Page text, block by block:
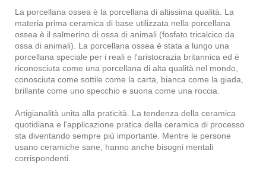
La porcellana ossea è la porcellana di altissima qualità. La
materia prima ceramica di base utilizzata nella porcellana
ossea è il salmerino di ossa di animali (fosfato tricalcico da
ossa di animali). La porcellana ossea è stata a lungo una
porcellana speciale per i reali e l'aristocrazia britannica ed è
riconosciuta come una porcellana di alta qualità nel mondo,
conosciuta come sottile come la carta, bianca come la giada,
brillante come uno specchio e suona come una roccia.
Artigianalità unita alla praticità. La tendenza della ceramica
quotidiana e l'applicazione pratica della ceramica di processo
sta diventando sempre più importante. Mentre le persone
usano ceramiche sane, hanno anche bisogni mentali
corrispondenti.